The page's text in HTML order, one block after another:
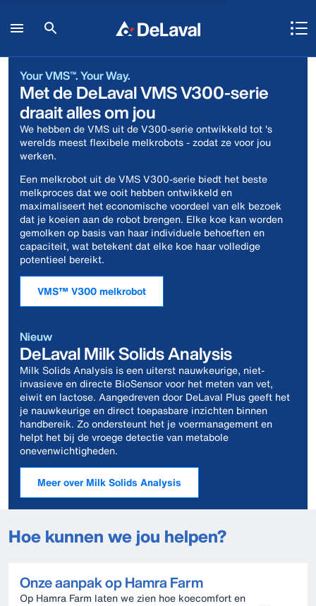
Your VMS™. Your Way.
Met de DeLaval VMS V300-serie
draait alles om jou
We hebben de VMS uit de V300-serie ontwikkeld tot 's
werelds meest flexibele melkrobots - zodat ze voor jou
werken.
Een melkrobot uit de VMS V300-serie biedt het beste
melkproces dat we ooit hebben ontwikkeld en
maximaliseert het economische voordeel van elk bezoek
dat je koeien aan de robot brengen. Elke koe kan worden
gemolken op basis van haar individuele behoeften en
capaciteit, wat betekent dat elke koe haar volledige
potentieel bereikt.
VMS™ V300 melkrobot
Nieuw
DeLaval Milk Solids Analysis
Milk Solids Analysis is een uiterst nauwkeurige, niet-
invasieve en directe BioSensor voor het meten van vet,
eiwit en lactose. Aangedreven door DeLaval Plus geeft het
je nauwkeurige en direct toepasbare inzichten binnen
handbereik. Zo ondersteunt het je voermanagement en
helpt het bij de vroege detectie van metabole
onevenwichtigheden.
Meer over Milk Solids Analysis
Hoe kunnen we jou helpen?
Onze aanpak op Hamra Farm
Op Hamra Farm laten we zien hoe koecomfort en